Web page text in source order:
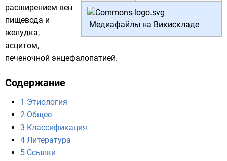
Медиафайлы на Викискладе
расширением вен
пищевода и
желудка,
асцитом,
печеночной энцефалопатией.
Содержание
1 Этиология
2 Общее
3 Классификация
4 Литература
5 Ссылки